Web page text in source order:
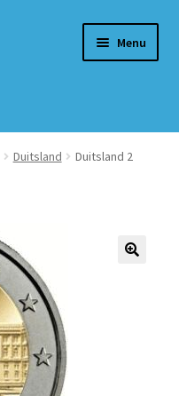
Menu
Duitsland
Duitsland 2